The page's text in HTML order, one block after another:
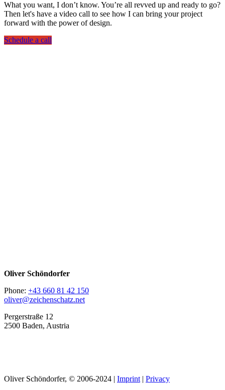
What you want, I don’t know. You’re all revved up and ready to go?
Then let's have a video call to see how I can bring your project
forward with the power of design.
Schedule a call
Oliver Schöndorfer
Phone: +43 660 81 42 150
oliver@zeichenschatz.net
Pergerstraße 12
2500 Baden, Austria
Oliver Schöndorfer, © 2006-2024 | Imprint | Privacy